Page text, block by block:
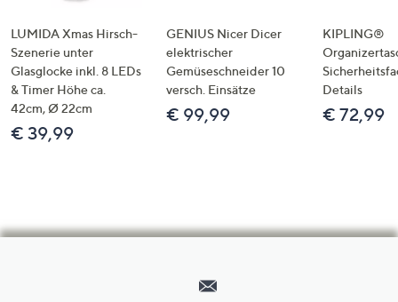
LUMIDA Xmas Hirsch-
Szenerie unter
Glasglocke inkl. 8 LEDs
& Timer Höhe ca.
42cm, Ø 22cm
€ 39,99
GENIUS Nicer Dicer
elektrischer
Gemüseschneider 10
versch. Einsätze
€ 99,99
KIPLING®
Details
€ 72,99